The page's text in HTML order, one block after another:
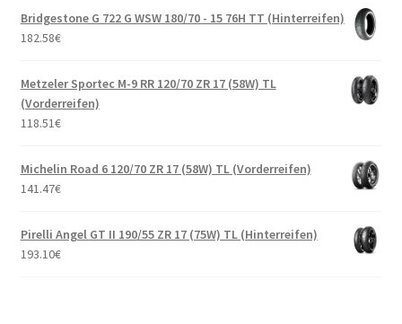
Bridgestone G 722 G WSW 180/70 - 15 76H TT (Hinterreifen)
182.58€
Metzeler Sportec M-9 RR 120/70 ZR 17 (58W) TL
(Vorderreifen)
118.51€
Michelin Road 6 120/70 ZR 17 (58W) TL (Vorderreifen)
141.47€
Pirelli Angel GT II 190/55 ZR 17 (75W) TL (Hinterreifen)
193.10€